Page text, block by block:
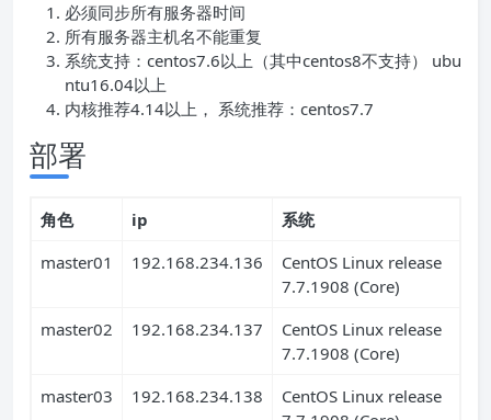
必须同步所有服务器时间
所有服务器主机名不能重复
系统支持：centos7.6以上（其中centos8不支持） ubu
ntu16.04以上
内核推荐4.14以上， 系统推荐：centos7.7
部署
角色 ip
系统
master01
192.168.234.136
CentOS Linux release
7.7.1908 (Core)
master02
192.168.234.137
CentOS Linux release
7.7.1908 (Core)
master03
192.168.234.138
CentOS Linux release